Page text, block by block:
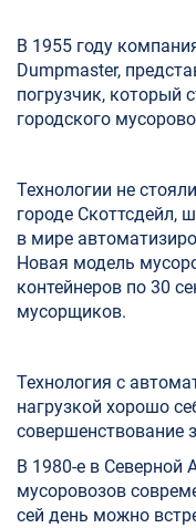
В 1955 году
Dumpmaster,
погрузчик, который
городского
Технологии не
городе Скоттсдейл,
в мире
Новая модель
контейнеров по 30
мусорщиков.
Технология с
нагрузкой хорошо
совершенствование
В 1980-е в Северной
мусоровозов
сей день можно